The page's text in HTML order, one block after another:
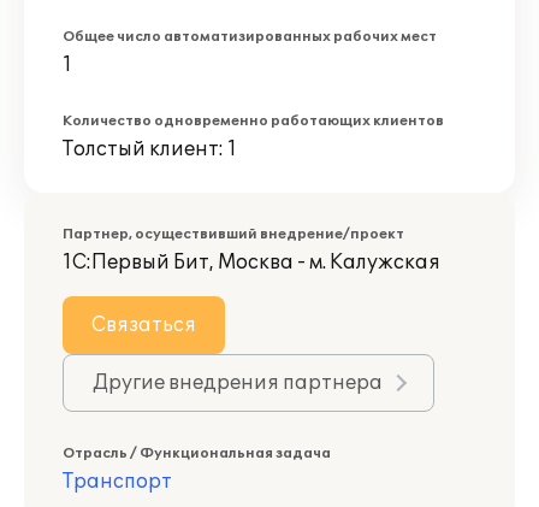
Общее число автоматизированных рабочих мест
1
Количество одновременно работающих клиентов
Толстый клиент: 1
Партнер, осуществивший внедрение/проект
1С:Первый Бит, Москва - м. Калужская
Связаться
Другие внедрения партнера
Отрасль / Функциональная задача
Транспорт